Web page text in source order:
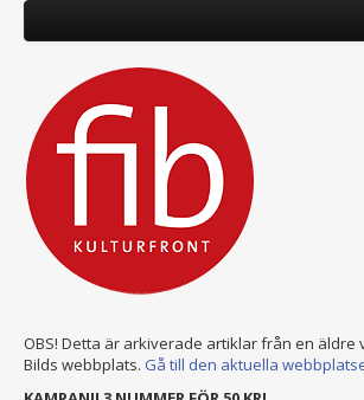
OBS! Detta är arkiverade artiklar från en äldre
Bilds webbplats. Gå till den aktuella